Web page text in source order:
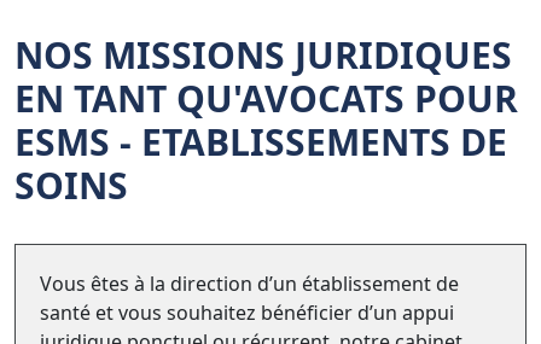
NOS MISSIONS JURIDIQUES
EN TANT QU'AVOCATS POUR
ESMS - ETABLISSEMENTS DE
SOINS
Vous êtes à la direction d’un établissement de
santé et vous souhaitez bénéficier d’un appui